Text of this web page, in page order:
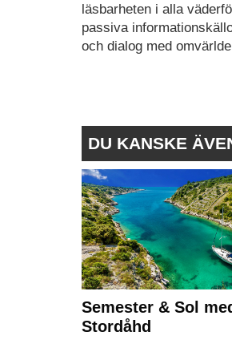
läsbarheten i alla
passiva
och dialog med
DU KANSKE
Semester & Sol
Stordåhd